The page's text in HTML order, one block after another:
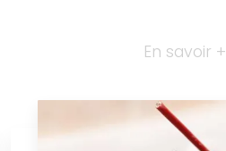
En savoir +